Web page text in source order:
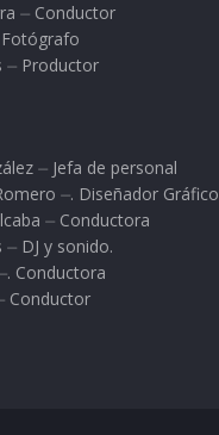
⏤ Conductor
Fotógrafo
⏤ Productor
⏤ Jefa de personal
⏤. Diseñador Gráfico
⏤ Conductora
DJ y sonido.
Conductora
Conductor